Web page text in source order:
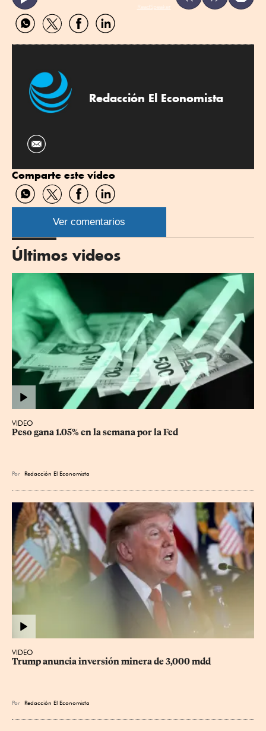
ReadSpeaker
Compartir
por
Compartir
por
Compartir
por
Compartir
por
Redacción El Economista
Comparte este vídeo
Compartir
por
WhatsApp
Compartir
por
Twitter
Compartir
por
Facebook
Compartir
por
Linkedin
Ver comentarios
Últimos videos
VIDEO
Peso gana 1.05% en la semana por la Fed
Por Redacción El Economista
VIDEO
Trump anuncia inversión minera de 3,000 mdd
Por Redacción El Economista